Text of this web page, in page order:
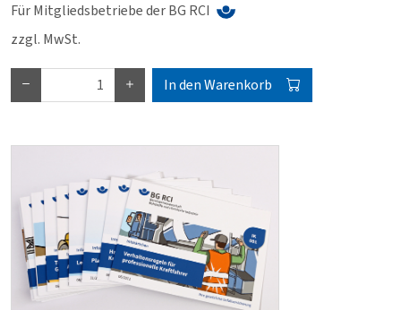
Für Mitgliedsbetriebe der BG RCI
zzgl. MwSt.
In den Warenkorb